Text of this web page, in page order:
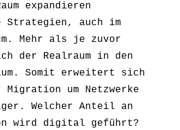
expandieren
Strategien, auch im
Mehr als je zuvor
der Realraum in den
Somit erweitert sich
um Netzwerke
Welcher Anteil an
wird digital geführt?